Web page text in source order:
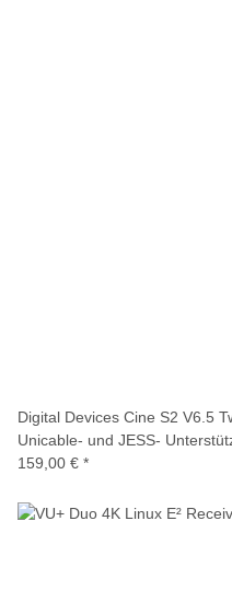
Digital Devices Cine S2 V6.5
Unicable- und JESS-
159,00 € *